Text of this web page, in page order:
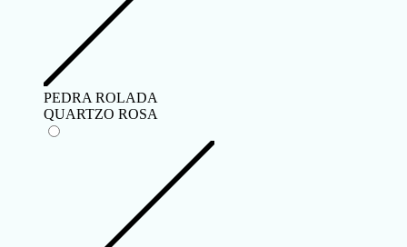
PEDRA ROLADA
QUARTZO ROSA